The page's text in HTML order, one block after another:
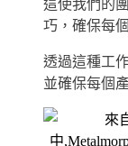
這使我們的
巧，確保每
透過這種工
並確保每個